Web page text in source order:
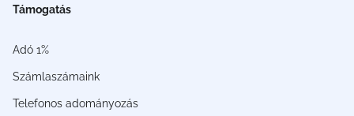
Támogatás
Adó 1%
Számlaszámaink
Telefonos adományozás